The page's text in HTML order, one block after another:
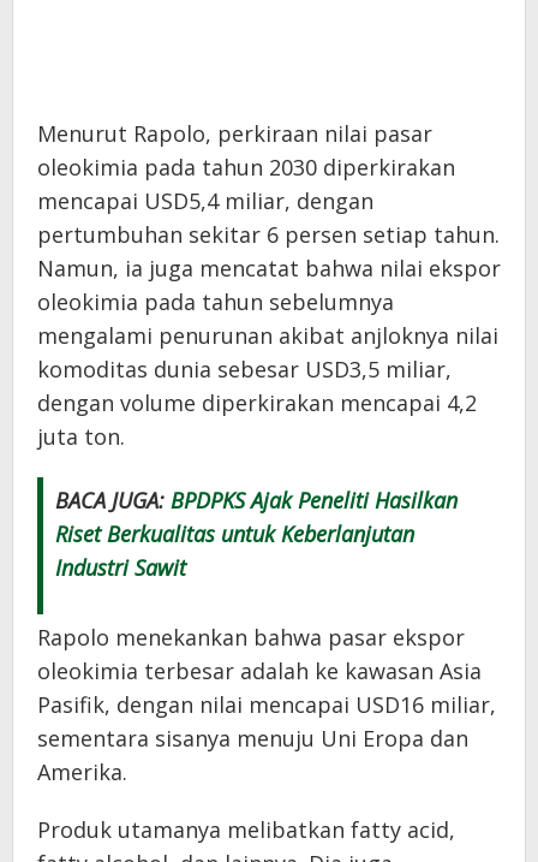
Menurut Rapolo, perkiraan nilai pasar
oleokimia pada tahun 2030 diperkirakan
mencapai USD5,4 miliar, dengan
pertumbuhan sekitar 6 persen setiap tahun.
Namun, ia juga mencatat bahwa nilai ekspor
oleokimia pada tahun sebelumnya
mengalami penurunan akibat anjloknya nilai
komoditas dunia sebesar USD3,5 miliar,
dengan volume diperkirakan mencapai 4,2
juta ton.
BACA JUGA: BPDPKS Ajak Peneliti Hasilkan
Riset Berkualitas untuk Keberlanjutan
Industri Sawit
Rapolo menekankan bahwa pasar ekspor
oleokimia terbesar adalah ke kawasan Asia
Pasifik, dengan nilai mencapai USD16 miliar,
sementara sisanya menuju Uni Eropa dan
Amerika.
Produk utamanya melibatkan fatty acid,